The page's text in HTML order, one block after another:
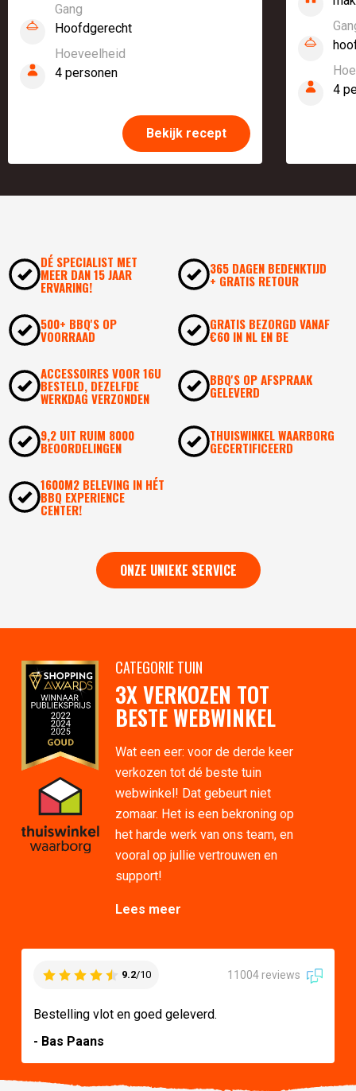
Gang
Hoofdgerecht
Hoeveelheid
4 personen
Bekijk recept
4
DÉ SPECIALIST MET
MEER DAN 15 JAAR
ERVARING!
365 DAGEN BEDENKTIJD
+ GRATIS RETOUR
500+ BBQ'S OP
VOORRAAD
GRATIS BEZORGD VANAF
€60 IN NL EN BE
ACCESSOIRES VOOR 16U
BESTELD, DEZELFDE
WERKDAG VERZONDEN
BBQ'S OP AFSPRAAK
GELEVERD
9,2 UIT RUIM 8000
BEOORDELINGEN
THUISWINKEL WAARBORG
GECERTIFICEERD
1600M2 BELEVING IN HÉT
BBQ EXPERIENCE
CENTER!
ONZE UNIEKE SERVICE
CATEGORIE TUIN
3X VERKOZEN TOT
BESTE WEBWINKEL
Wat een eer: voor de derde keer
verkozen tot dé beste tuin
webwinkel! Dat gebeurt niet
zomaar. Het is een bekroning op
het harde werk van ons team, en
vooral op jullie vertrouwen en
support!
Lees meer
9.2/10 11004 reviews
Bestelling vlot en goed geleverd.
- Bas Paans